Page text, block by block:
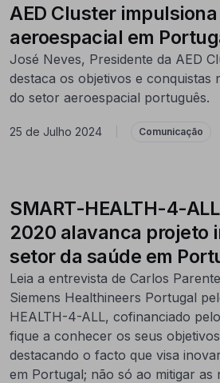
AED Cluster
aeroespacial em
José Neves, Presidente da AED
destaca os objetivos e conquistas
do setor aeroespacial português.
25 de Julho 2024 Comunicação
SMART-HEALTH-4-
2020 alavanca projeto
setor da saúde em
Leia a entrevista de Carlos
Siemens Healthineers Portugal
HEALTH-4-ALL, cofinanciado
fique a conhecer os seus
destacando o facto que visa
em Portugal; não só ao mitigar as